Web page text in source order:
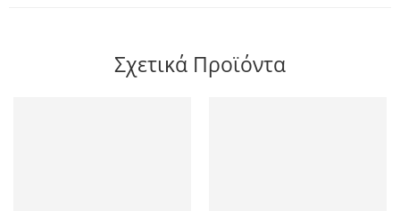
Σχετικά Προϊόντα